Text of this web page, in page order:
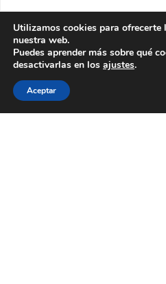
Utilizamos cookies para ofrecerte
nuestra web.
Puedes aprender más sobre qué
desactivarlas en los ajustes.
Aceptar